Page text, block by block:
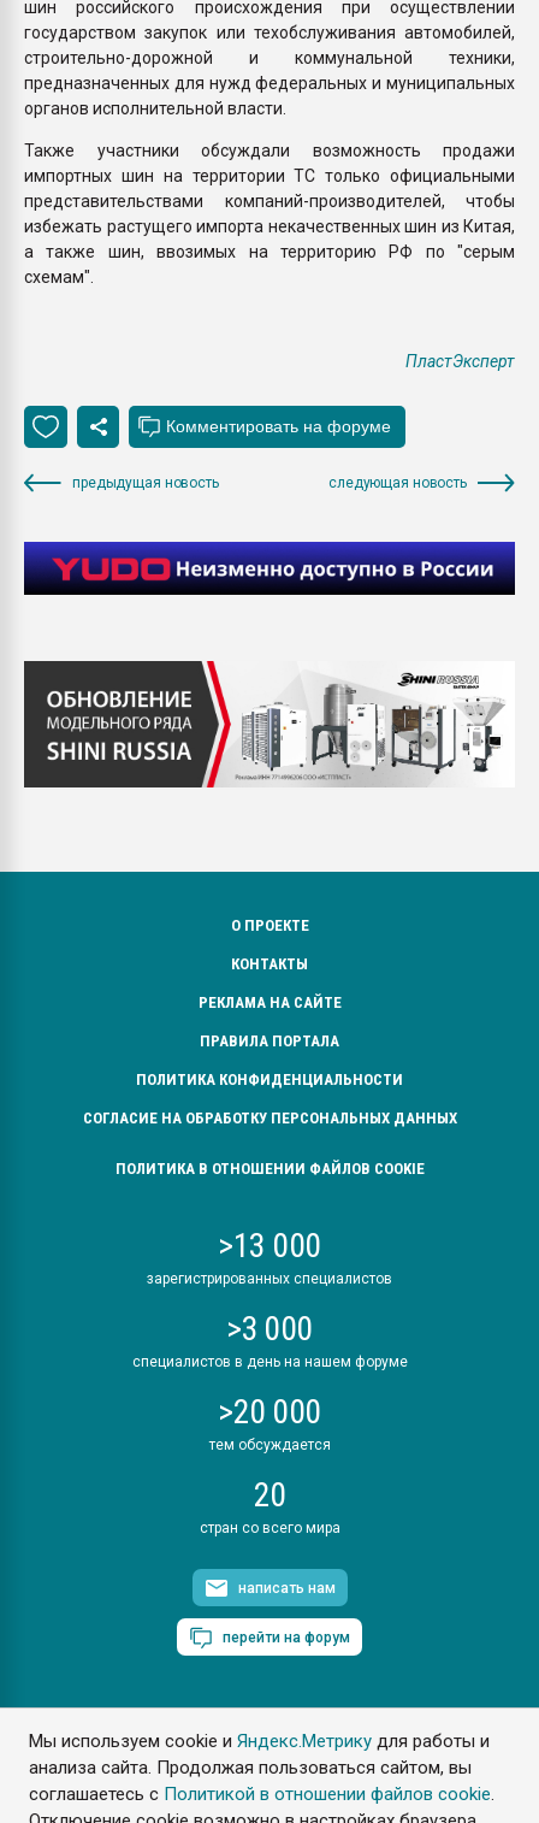
Мы используем cookie иЯндекс.Метрику для работы и
анализа сайта. Продолжая пользоваться сайтом, вы
соглашаетесь с Политикой в отношении файлов cookie.
шин российского происхождения при осуществлении
государством закупок или техобслуживания автомобилей,
строительно-дорожной и коммунальной техники,
предназначенных для нужд федеральных и муниципальных
органов исполнительной власти.
Также участники обсуждали возможность продажи
импортных шин на территории ТС только официальными
представительствами компаний-производителей, чтобы
избежать растущего импорта некачественных шин из Китая,
а также шин, ввозимых на территорию РФ по "серым
схемам".
ПластЭксперт
предыдущая новость следующая новость
О ПРОЕКТЕ
КОНТАКТЫ
РЕКЛАМА НА САЙТЕ
ПРАВИЛА ПОРТАЛА
ПОЛИТИКА КОНФИДЕНЦИАЛЬНОСТИ
СОГЛАСИЕ НА ОБРАБОТКУ ПЕРСОНАЛЬНЫХ ДАННЫХ
ПОЛИТИКА В ОТНОШЕНИИ ФАЙЛОВ COOKIE
>13 000
зарегистрированных специалистов
>3 000
специалистов в день на нашем форуме
>20 000
тем обсуждается
20
стран со всего мира
написать нам
перейти на форум
ПластЭксперт © 2006. Все права защищены
Разрешается копирование материалов сайта с обязательной
ссылкой на www.e-plastic.ru
Разработка сайта